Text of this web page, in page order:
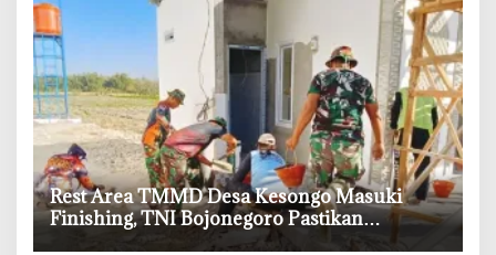
‎Rest Area TMMD Desa Kesongo Masuki
Finishing, TNI Bojonegoro Pastikan
Bangunan Kokoh dan Nyaman